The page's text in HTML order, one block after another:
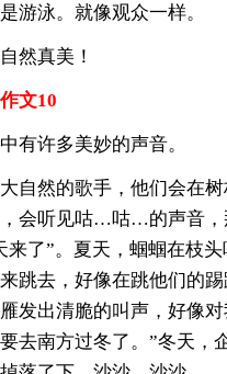
游泳。就像观众一样。
真美！
文10
许多美妙的声音。
然的歌手，他们会在树
会听见咕…咕…的声音，
来了”。夏天，蝈蝈在枝
跳去，好像在跳他们的
发出清脆的叫声，好像
去南方过冬了。”冬天，